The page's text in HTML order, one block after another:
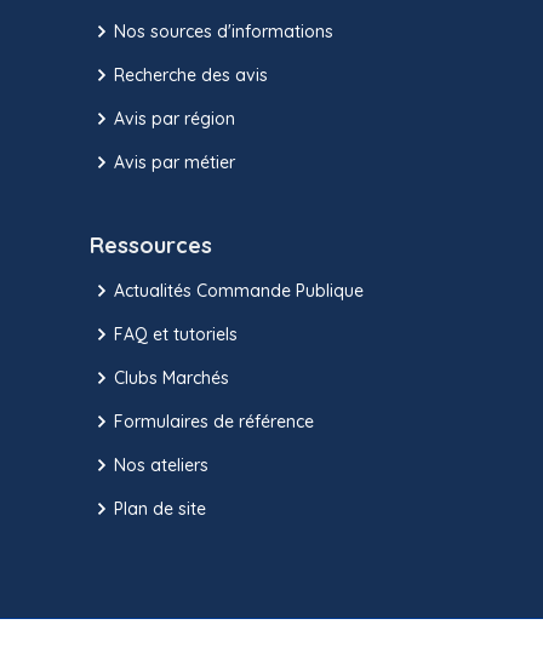
Nos sources d'informations
Recherche des avis
Avis par région
Avis par métier
Ressources
Actualités Commande Publique
FAQ et tutoriels
Clubs Marchés
Formulaires de référence
Nos ateliers
Plan de site